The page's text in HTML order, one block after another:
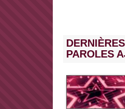
PAROLES